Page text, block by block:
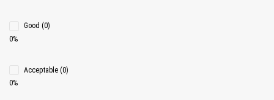
Good (0)
0%
Acceptable (0)
0%